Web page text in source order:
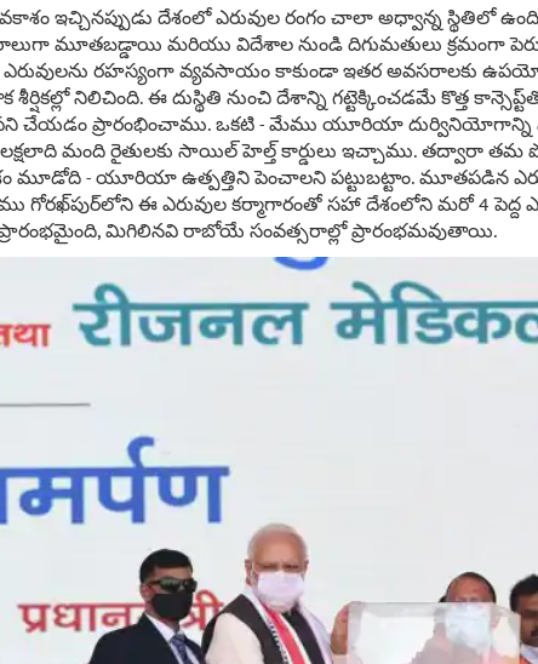
ఇచ్చినప్పుడు దేశంలో ఎరువుల రంగం చాలా అధ్వాన్న స్థితిలో
మూతబడ్డాయి మరియు విదేశాల నుండి దిగుమతులు క్రమంగా
రహస్యంగా వ్యవసాయం కాకుండా ఇతర అవసరాలకు
నిలిచింది. ఈ దుస్థితి నుంచి దేశాన్ని గట్టెక్కించడమే కొత్త
చేయడం ప్రారంభించాము. ఒకటి - మేము యూరియా
లక్షలాది మంది రైతులకు సాయిల్ హెల్త్ కార్డులు ఇచ్చాము. తద్వారా తమ
- యూరియా ఉత్పత్తిని పెంచాలని పట్టుబట్టాం. మూతపడిన
గోరఖ్‌పుర్‌లోని ఈ ఎరువుల కర్మాగారంతో సహా దేశంలోని మరో 4 పెద్ద
ప్రారంభమైంది, మిగిలినవి రాబోయే సంవత్సరాల్లో ప్రారంభమవుతాయి.